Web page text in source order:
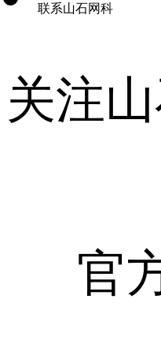
联系山石网科
关注
官